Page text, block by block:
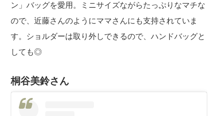
ン」バッグを愛用。ミニサイズながらたっぷりなマチな
ので、近藤さんのようにママさんにも支持されていま
す。ショルダーは取り外しできるので、ハンドバッグと
しても◎
桐谷美鈴さん